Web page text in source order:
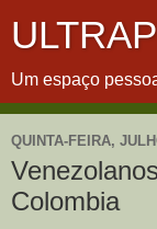
Um espaço
QUINTA-FEIRA,
Colombia